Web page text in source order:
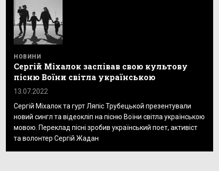
НОВИНИ
Сергій Міхалок заспівав свою культову
пісню Воїни світла українською
13.07.2022
Сергій Міхалок та гурт Ляпіс Трубецькой презентували
новий сингл та відеокліп на пісню Воїни світла українською
мовою. Переклад пісні зробив український поет, активіст
та волонтер Сергій Жадан